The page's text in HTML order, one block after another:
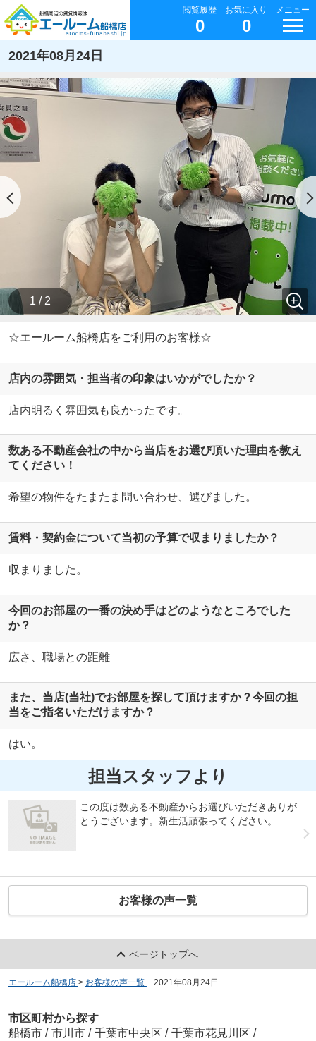
閲覧履歴
0
お気に入り
0
メニュー
2021年08月24日
1 / 2
☆エールーム船橋店をご利用のお客様☆
店内の雰囲気・担当者の印象はいかがでしたか？
店内明るく雰囲気も良かったです。
数ある不動産会社の中から当店をお選び頂いた理由を教え
てください！
希望の物件をたまたま問い合わせ、選びました。
賃料・契約金について当初の予算で収まりましたか？
収まりました。
今回のお部屋の一番の決め手はどのようなところでした
か？
広さ、職場との距離
また、当店(当社)でお部屋を探して頂けますか？今回の担
当をご指名いただけますか？
はい。
担当スタッフより
この度は数ある不動産からお選びいただきありが
とうございます。新生活頑張ってください。
お客様の声一覧
ページトップへ
エールーム船橋店 > お客様の声一覧 2021年08月24日
市区町村から探す
船橋市 / 市川市 / 千葉市中央区 / 千葉市花見川区 /